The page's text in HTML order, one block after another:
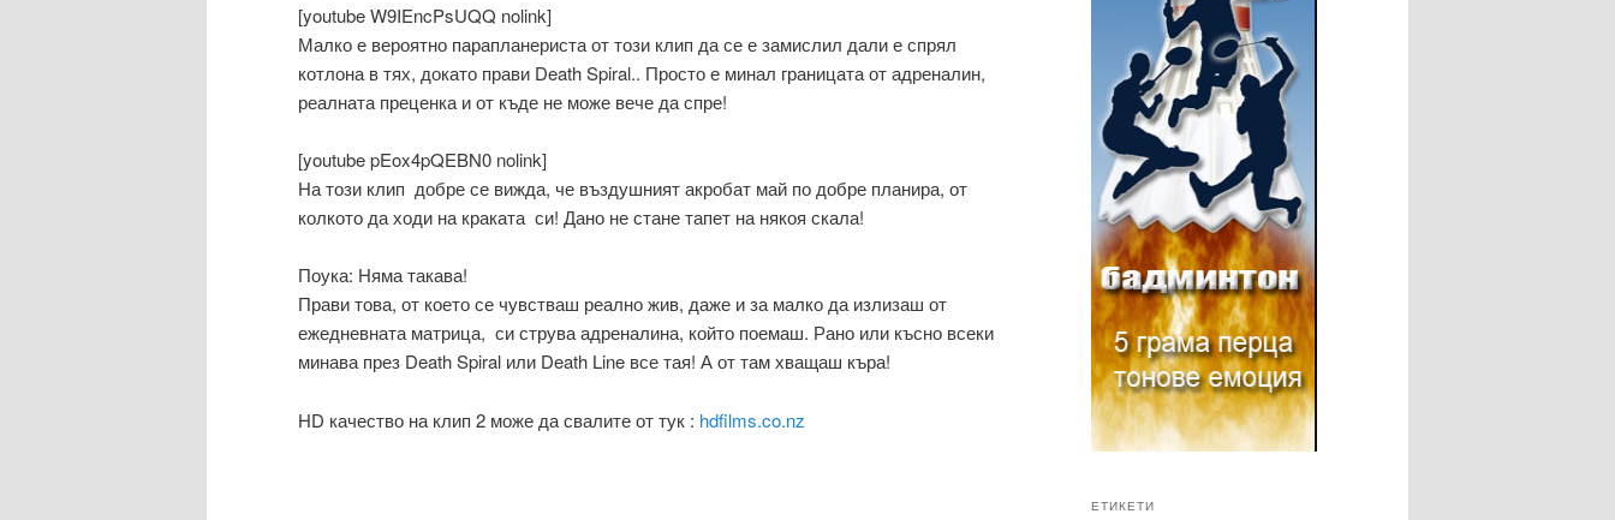
[youtube W9IEncPsUQQ nolink]
Малко е вероятно парапланериста от този клип да се е замислил дали е спрял
котлона в тях, докато прави Death Spiral.. Просто е минал границата от адреналин,
реалната преценка и от къде не може вече да спре!
[youtube pEox4pQEBN0 nolink]
На този клип добре се вижда, че въздушният акробат май по добре планира, от
колкото да ходи на краката си! Дано не стане тапет на някоя скала!
Поука: Няма такава!
Прави това, от което се чувстваш реално жив, даже и за малко да излизаш от
ежедневната матрица, си струва адреналина, който поемаш. Рано или късно всеки
минава през Death Spiral или Death Line все тая! А от там хващаш къра!
HD качество на клип 2 може да свалите от тук : hdfilms.co.nz
ЕТИКЕТИ